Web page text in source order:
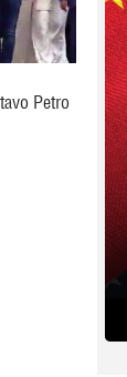
Petro